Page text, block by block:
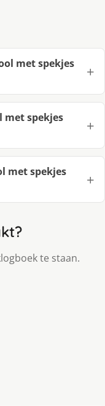
met spekjes
met spekjes
met spekjes
te staan.